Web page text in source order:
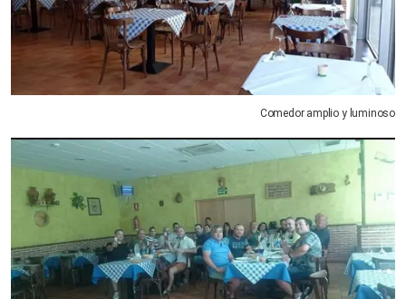
Comedor amplio y luminoso